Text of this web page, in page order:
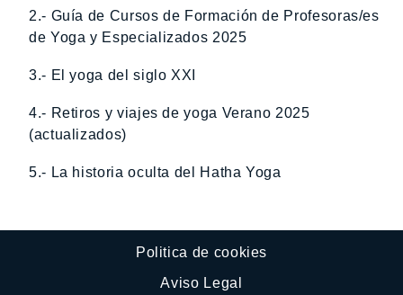
2.- Guía de Cursos de Formación de Profesoras/es
de Yoga y Especializados 2025
3.- El yoga del siglo XXI
4.- Retiros y viajes de yoga Verano 2025
(actualizados)
5.- La historia oculta del Hatha Yoga
Politica de cookies
Aviso Legal